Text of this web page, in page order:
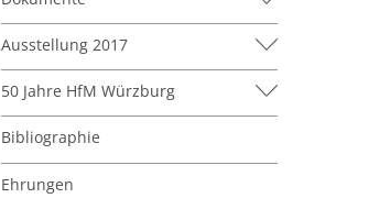
Ausstellung 2017
50 Jahre HfM Würzburg
Bibliographie
Ehrungen